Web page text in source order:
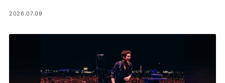
2026.07.09